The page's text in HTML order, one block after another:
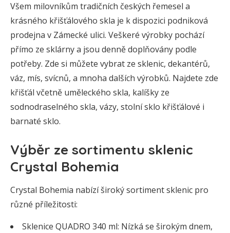
Všem milovníkům tradičních českých řemesel a
krásného křišťálového skla je k dispozici podniková
prodejna v Zámecké ulici. Veškeré výrobky pochází
přímo ze sklárny a jsou denně doplňovány podle
potřeby. Zde si můžete vybrat ze sklenic, dekantérů,
váz, mís, svícnů, a mnoha dalších výrobků. Najdete zde
křišťál včetně uměleckého skla, kalíšky ze
sodnodraselného skla, vázy, stolní sklo křišťálové i
barnaté sklo.
Výběr ze sortimentu sklenic
Crystal Bohemia
Crystal Bohemia nabízí široký sortiment sklenic pro
různé příležitosti:
Sklenice QUADRO 340 ml: Nízká se širokým dnem,